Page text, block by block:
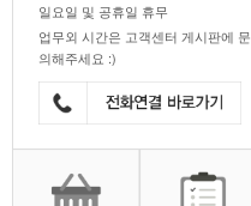
일요일 및 공휴일 휴무
업무외 시간은 고객센터 게시판에 문
의해주세요 :)